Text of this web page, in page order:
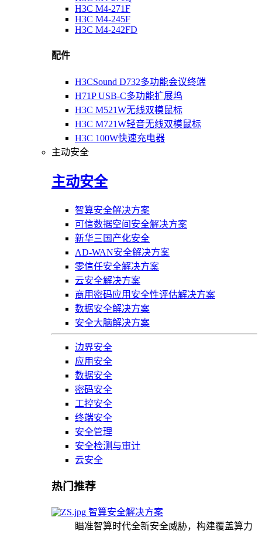
H3C M4-271F
H3C M4-245F
H3C M4-242FD
配件
H3CSound D732多功能会议终端
H71P USB-C多功能扩展坞
H3C M521W无线双模鼠标
H3C M721W轻音无线双模鼠标
H3C 100W快速充电器
主动安全
主动安全
智算安全解决方案
可信数据空间安全解决方案
新华三国产化安全
AD-WAN安全解决方案
零信任安全解决方案
云安全解决方案
商用密码应用安全性评估解决方案
数据安全解决方案
安全大脑解决方案
边界安全
应用安全
数据安全
密码安全
工控安全
终端安全
安全管理
安全检测与审计
云安全
热门推荐
智算安全解决方案
瞄准智算时代全新安全威胁，构建覆盖算力